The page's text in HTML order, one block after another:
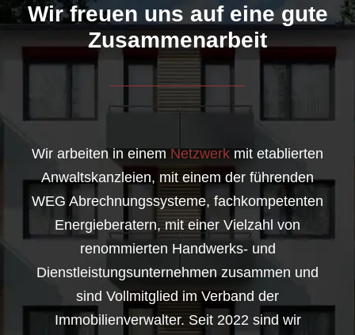
Wir freuen uns auf eine gute
Zusammenarbeit
Wir arbeiten in einem Netzwerk mit etablierten
Anwaltskanzleien, mit einem der führenden
WEG Abrechnungssysteme, fachkompetenten
Energieberatern, mit einer Vielzahl von
renommierten Handwerks- und
Dienstleistungsunternehmen zusammen und
sind Vollmitglied im Verband der
Immobilienverwalter. Seit 2022 sind wir